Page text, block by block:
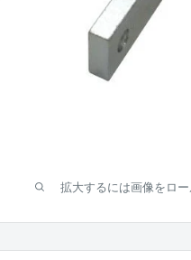
拡大するには画像をロ